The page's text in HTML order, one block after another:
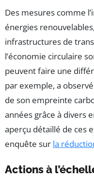
Des mesures comme
énergies
infrastructures de
l’économie circulaire
peuvent faire une
par exemple, a
de son empreinte
années grâce à divers
aperçu détaillé de ces
enquête sur la
Actions à